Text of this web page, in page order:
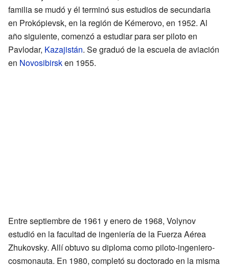
familia se mudó y él terminó sus estudios de secundaria
en Prokópievsk, en la región de Kémerovo, en 1952. Al
año siguiente, comenzó a estudiar para ser piloto en
Pavlodar, Kazajistán. Se graduó de la escuela de aviación
en Novosibirsken 1955.
Entre septiembre de 1961 y enero de 1968, Volynov
estudió en la facultad de ingeniería de la Fuerza Aérea
Zhukovsky. Allí obtuvo su diploma como piloto-ingeniero-
cosmonauta. En 1980, completó su doctorado en la misma